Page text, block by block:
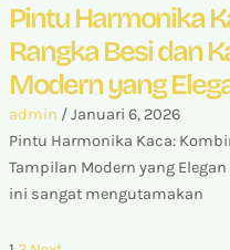
Pintu Harmonika
Rangka Besi dan
Modern yang
admin /Januari 6, 2026
Pintu Harmonika Kaca:
Tampilan Modern yang
ini sangat mengutamakan